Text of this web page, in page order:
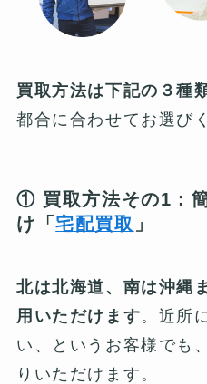
買取方法は下記の３種
都合に合わせてお選び
① 買取方法その1：
け「宅配買取 」
北は北海道、南は沖縄
用いただけます。近所
い、というお客様でも
りいただけます。